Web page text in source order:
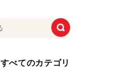
すべてのカテゴリ